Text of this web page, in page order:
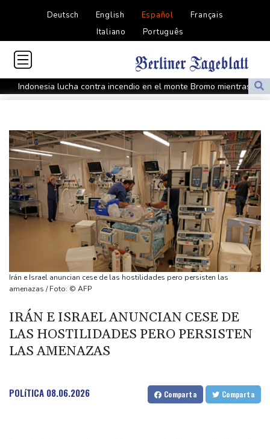
Deutsch English Español
Français
Italiano
Português
Indonesia lucha contra incendio en el monte Bromo mientras se
instala El Niño
solicitantes de visado
Las autoridades sirias revisan el balance de la explosión en las
afueras de Damasco, sin víctimas mortales
El banco central de México mantiene su tasa de referencia sin
cambios
Boca Juniors suma poder ofensivo: anuncia la llegada de Enner
Las autoridades reportan un caso de sarampión en un parque de
Universal Studios en California
Detienen en México a un exgobernador por el caso de 43
estudiantes desaparecidos
La Federación Noruega de Fútbol pide la dimisión de Infantino
Israel rechaza retirarse de más zonas del sur del Líbano
Las entidades militares de Cuba, en la mira de Washington
Irán e Israel anuncian cese de las hostilidades pero persisten las
amenazas / Foto: © AFP
IRÁN E ISRAEL ANUNCIAN CESE DE
LAS HOSTILIDADES PERO PERSISTEN
LAS AMENAZAS
POLíTICA 08.06.2026 Comparta Comparta